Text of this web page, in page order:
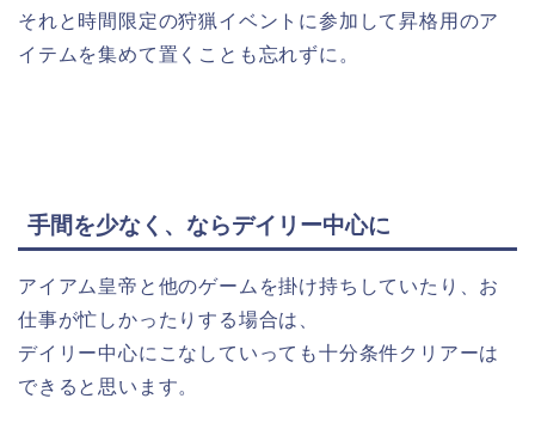
それと時間限定の狩猟イベントに参加して昇格用のア
イテムを集めて置くことも忘れずに。
手間を少なく、ならデイリー中心に
アイアム皇帝と他のゲームを掛け持ちしていたり、お
仕事が忙しかったりする場合は、
デイリー中心にこなしていっても十分条件クリアーは
できると思います。